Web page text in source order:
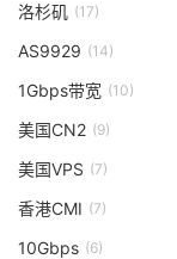
洛杉矶 (17)
AS9929 (14)
1Gbps带宽 (10)
美国CN2 (9)
美国VPS (7)
香港CMI (7)
10Gbps (6)